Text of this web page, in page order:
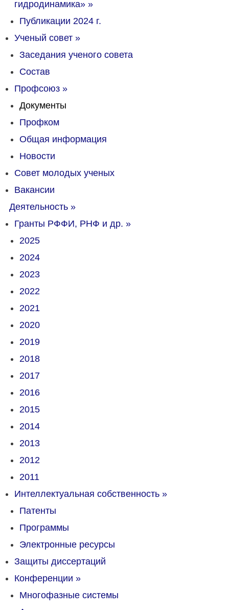
гидродинамика» »
Публикации 2024 г.
Ученый совет »
Заседания ученого совета
Состав
Профсоюз »
Документы
Профком
Общая информация
Новости
Совет молодых ученых
Вакансии
Деятельность »
Гранты РФФИ, РНФ и др. »
2025
2024
2023
2022
2021
2020
2019
2018
2017
2016
2015
2014
2013
2012
2011
Интеллектуальная собственность »
Патенты
Программы
Электронные ресурсы
Защиты диссертаций
Конференции »
Многофазные системы